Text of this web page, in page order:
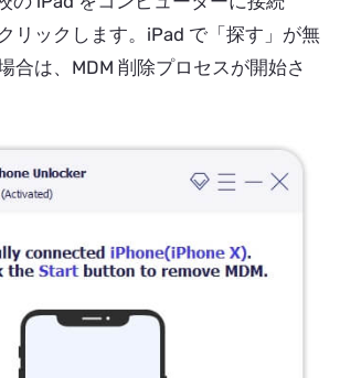
リックします。iPad で「探す」が無
合は、MDM 削除プロセスが開始さ